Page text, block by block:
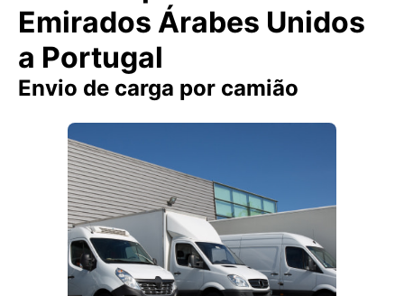
Emirados Árabes Unidos
a Portugal
Envio de carga por camião